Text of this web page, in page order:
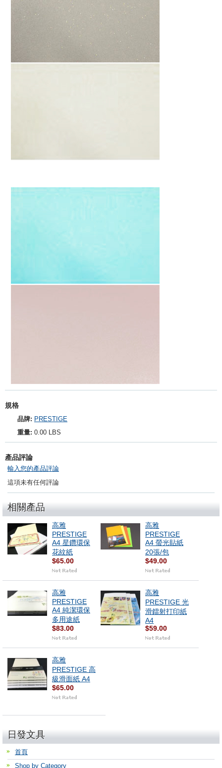
規格
品牌: PRESTIGE
重量: 0.00 LBS
產品評論
輸入您的產品評論
這項未有任何評論
相關產品
高雅
PRESTIGE
A4 星鑽環保
花紋紙
$65.00
高雅
PRESTIGE
A4 螢光貼紙
20張/包
$49.00
高雅
PRESTIGE
A4 純潔環保
多用途紙
$83.00
高雅
PRESTIGE 光
滑鐳射打印紙
A4
$59.00
高雅
PRESTIGE 高
級滑面紙 A4
$65.00
日發文具
首頁
Shop by Category